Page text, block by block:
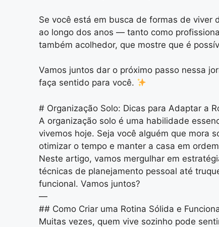
Se você está em busca de formas de viver
ao longo dos anos — tanto como
também acolhedor, que mostre que é
Vamos juntos dar o próximo passo nessa
faça sentido para você.
# Organização Solo: Dicas para Adaptar a
A organização solo é uma habilidade
vivemos hoje. Seja você alguém que mora
otimizar o tempo e manter a casa em
Neste artigo, vamos mergulhar em
técnicas de planejamento pessoal até
funcional. Vamos juntos?
—
## Como Criar uma Rotina Sólida e
Muitas vezes, quem vive sozinho pode